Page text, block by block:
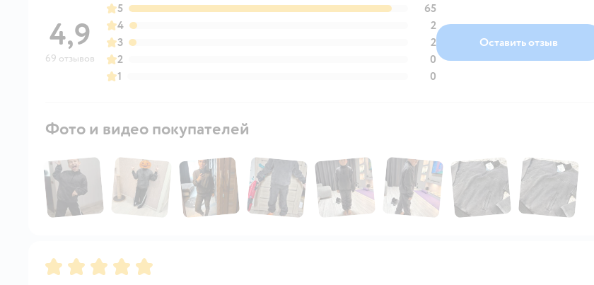
4,9
69 отзывов
5
65
4
2
3
2
2
0
1
0
Оставить отзыв
Фото и видео покупателей
Рейтинг:5